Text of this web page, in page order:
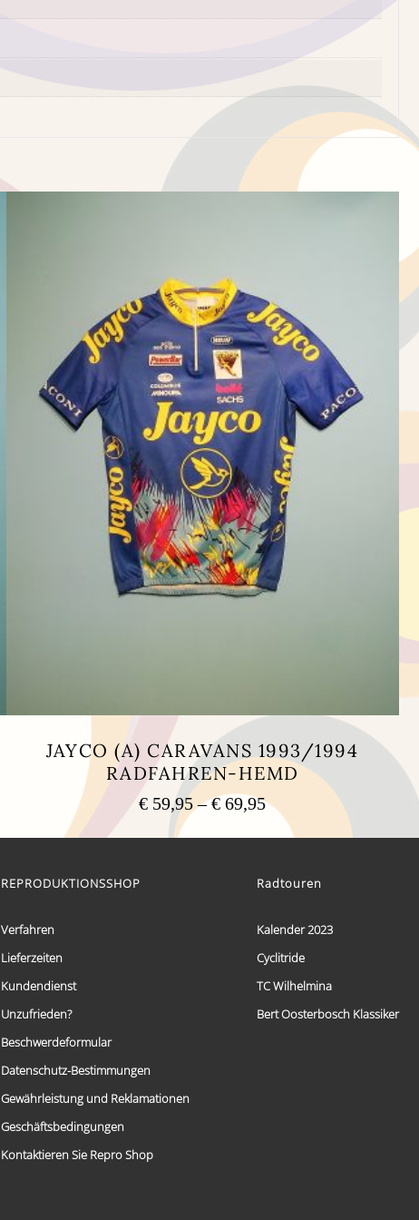
JAYCO (A) CARAVANS 1993/1994
RADFAHREN-HEMD
€ 59,95 –€ 69,95Preisspanne:
€ 59,95
bis
Produktseite
REPRODUKTIONSSHOP
Verfahren
Lieferzeiten
Kundendienst
Unzufrieden?
Beschwerdeformular
Datenschutz-Bestimmungen
Gewährleistung und Reklamationen
Geschäftsbedingungen
Kontaktieren Sie Repro Shop
Radtouren
Kalender 2023
Cyclitride
TC Wilhelmina
Bert Oosterbosch Klassiker